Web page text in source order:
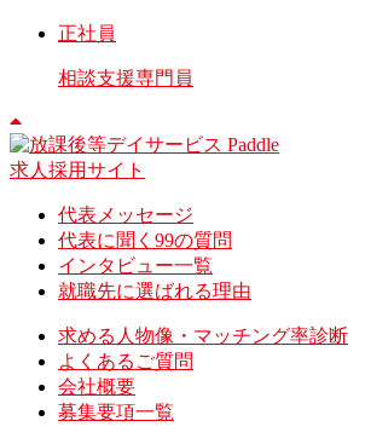
正社員
相談支援専門員
求人採用サイト
代表メッセージ
代表に聞く99の質問
インタビュー一覧
就職先に選ばれる理由
求める人物像・マッチング率診断
よくあるご質問
会社概要
募集要項一覧